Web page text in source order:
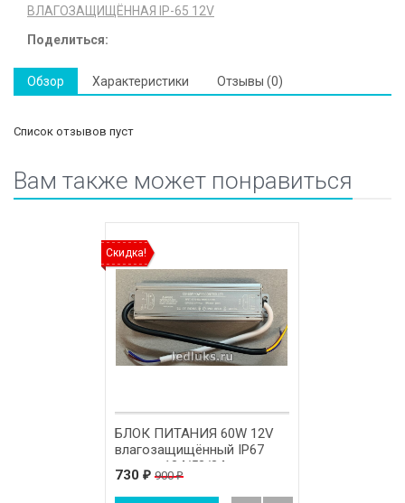
ВЛАГОЗАЩИЩЁННАЯ IP-65 12V
Поделиться:
Обзор Характеристики Отзывы (0)
Список отзывов пуст
Вам также может понравиться
Скидка!
БЛОК ПИТАНИЯ 60W 12V
влагозащищённый IP67
размер 134/52/34 мм.
730 ₽ 900₽